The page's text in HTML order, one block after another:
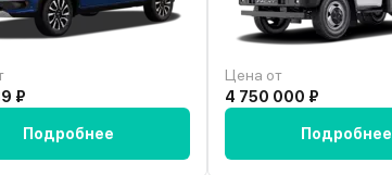
₽
Подробнее
Цена от
4 750 000 ₽
Подробнее